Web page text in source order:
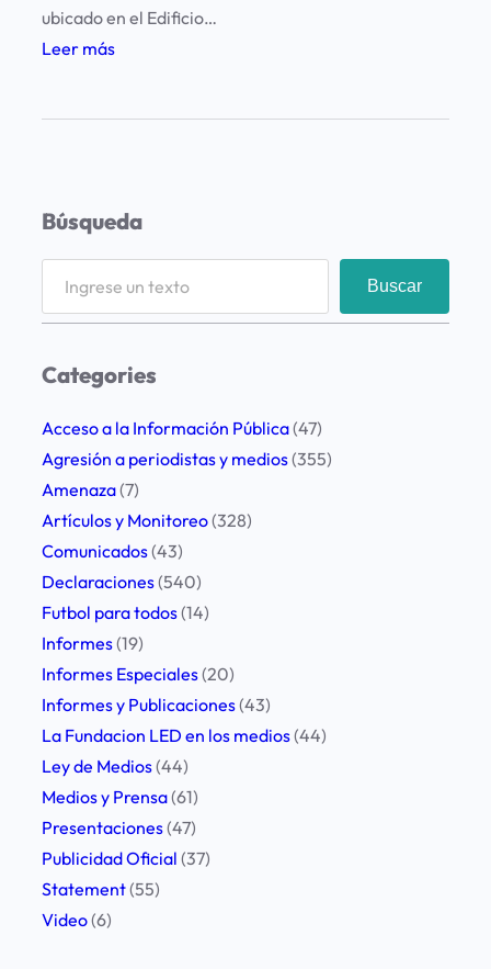
ubicado en el Edificio…
Leer más:
e
s
i
t
p
e
a
n
a
Búsqueda
r
h
Buscar
Categories
Acceso a la Información Pública(47)
Agresión a periodistas y medios(355)
Amenaza(7)
Artículos y Monitoreo(328)
Comunicados(43)
Declaraciones(540)
Futbol para todos(14)
Informes(19)
Informes Especiales(20)
Informes y Publicaciones(43)
La Fundacion LED en los medios(44)
Ley de Medios(44)
Medios y Prensa(61)
Presentaciones(47)
Publicidad Oficial (37)
Statement(55)
Video(6)